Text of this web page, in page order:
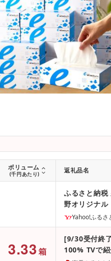
ボリューム
(千円あたり) 返礼品名
Yahoo!ふるさ
ふるさと納
野オリジナル
3.33箱
[9/30受付終
100% TVで